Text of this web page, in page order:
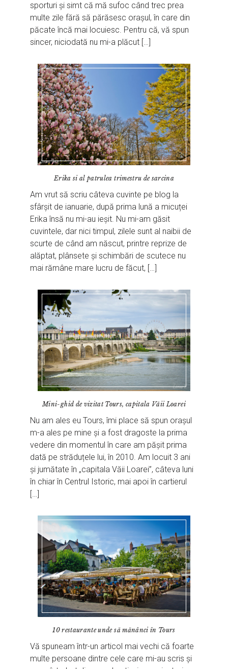
sporturi și simt că mă sufoc când trec prea
multe zile fără să părăsesc orașul, în care din
păcate încă mai locuiesc. Pentru că, vă spun
sincer, niciodată nu mi-a plăcut […]
Erika si al patrulea trimestru de sarcina
Am vrut să scriu câteva cuvinte pe blog la
sfârșit de ianuarie, după prima lună a micuței
Erika însă nu mi-au ieșit. Nu mi-am găsit
cuvintele, dar nici timpul, zilele sunt al naibii de
scurte de când am născut, printre reprize de
alăptat, plânsete și schimbări de scutece nu
mai rămâne mare lucru de făcut, […]
Mini-ghid de vizitat Tours, capitala Văii Loarei
Nu am ales eu Tours, îmi place să spun orașul
m-a ales pe mine și a fost dragoste la prima
vedere din momentul în care am pășit prima
dată pe străduțele lui, în 2010. Am locuit 3 ani
și jumătate în „capitala Văii Loarei”, câteva luni
în chiar în Centrul Istoric, mai apoi în cartierul
[…]
10 restaurante unde să mănânci în Tours
Vă spuneam într-un articol mai vechi că foarte
multe persoane dintre cele care mi-au scris și